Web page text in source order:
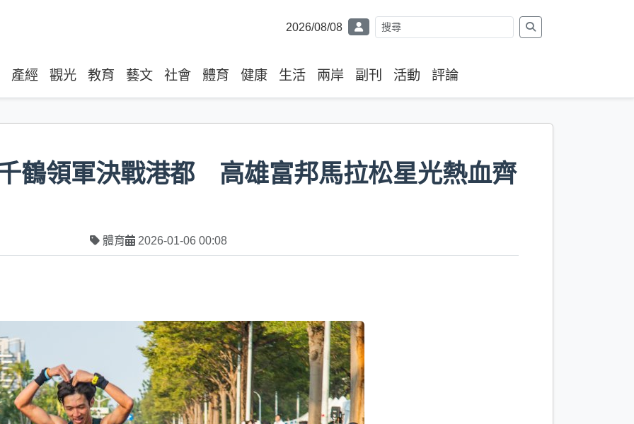
2026/08/08
產經 觀光 教育 藝文 社會 體育 健康 生活 兩岸 副刊 活動 評論
鶴領軍決戰港都 高雄富邦馬拉松星光熱血齊
體育 2026-01-06 00:08